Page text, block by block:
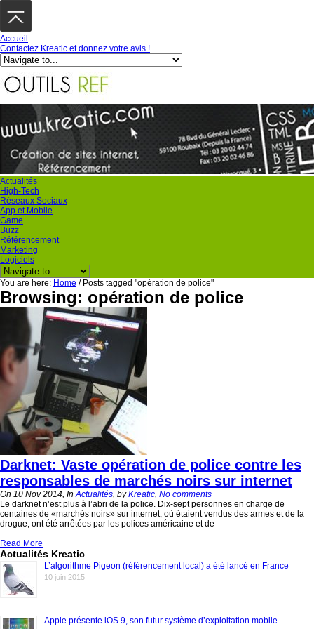
Accueil
Contactez Kreatic et donnez votre avis !
Actualités
High-Tech
Réseaux Sociaux
App et Mobile
Game
Buzz
Référencement
Marketing
Logiciels
You are here: Home / Posts tagged "opération de police"
Browsing: opération de police
Darknet: Vaste opération de police contre les
responsables de marchés noirs sur internet
On 10 Nov 2014, InActualités, byKreatic, No comments
Le darknet n’est plus à l’abri de la police. Dix-sept personnes en charge de
centaines de «marchés noirs» sur internet, où étaient vendus des armes et de la
drogue, ont été arrêtées par les polices américaine et de
Read More
Actualités Kreatic
L’algorithme Pigeon (référencement local) a été lancé en France
10 juin 2015
Apple présente iOS 9, son futur système d’exploitation mobile